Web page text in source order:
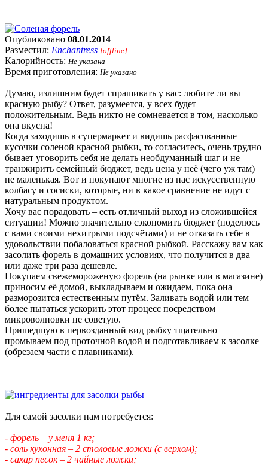
Опубликовано 08.01.2014
Разместил: Enchantress [offline]
Калорийность: Не указана
Время приготовления: Не указано
Думаю, излишним будет спрашивать у вас: любите ли вы
красную рыбу? Ответ, разумеется, у всех будет
положительным. Ведь никто не сомневается в том, насколько
она вкусна!
Когда заходишь в супермаркет и видишь расфасованные
кусочки соленой красной рыбки, то согласитесь, очень трудно
бывает уговорить себя не делать необдуманный шаг и не
транжирить семейный бюджет, ведь цена у неё (чего уж там)
не маленькая. Вот и покупают многие из нас искусственную
колбасу и сосиски, которые, ни в какое сравнение не идут с
натуральным продуктом.
Хочу вас порадовать – есть отличный выход из сложившейся
ситуации! Можно значительно сэкономить бюджет (поделюсь
с вами своими нехитрыми подсчётами) и не отказать себе в
удовольствии побаловаться красной рыбкой. Расскажу вам как
засолить форель в домашних условиях, что получится в два
или даже три раза дешевле.
Покупаем свежемороженую форель (на рынке или в магазине)
приносим её домой, выкладываем и ожидаем, пока она
разморозится естественным путём. Заливать водой или тем
более пытаться ускорить этот процесс посредством
микроволновки не советую.
Пришедшую в первозданный вид рыбку тщательно
промываем под проточной водой и подготавливаем к засолке
(обрезаем части с плавниками).
Для самой засолки нам потребуется:
- форель – у меня 1 кг;
- соль кухонная – 2 столовые ложки (с верхом);
- сахар песок – 2 чайные ложки;